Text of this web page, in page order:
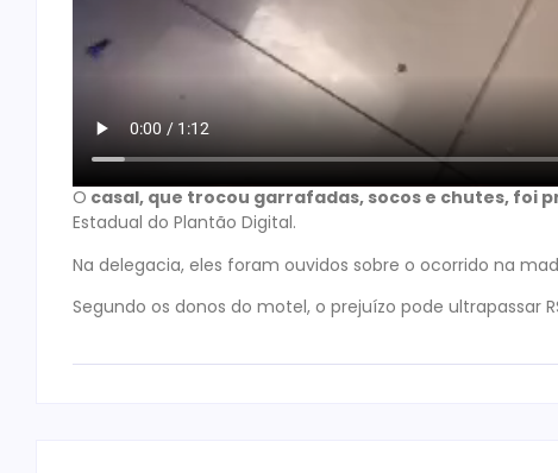
O casal, que trocou garrafadas, socos e chutes, foi
Estadual do Plantão Digital.
Na delegacia, eles foram ouvidos sobre o ocorrido na
Segundo os donos do motel, o prejuízo pode ultrapassar